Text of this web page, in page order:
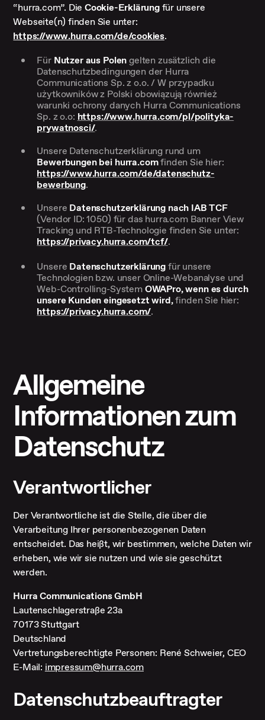
“hurra.com”. Die Cookie-Erklärungfür unsere
Webseite(n) finden Sie unter:
https://www.hurra.com/de/cookies.
Für Nutzer aus Polengelten zusätzlich die
Datenschutzbedingungen der Hurra
Communications Sp. z o.o. / W przypadku
użytkowników z Polski obowiązują również
warunki ochrony danych Hurra Communications
Sp. z o.o: https://www.hurra.com/pl/polityka-
prywatnosci/.
Unsere Datenschutzerklärung rund um
Bewerbungen bei hurra.comfinden Sie hier:
https://www.hurra.com/de/datenschutz-
bewerbung.
Unsere Datenschutzerklärung nach IAB TCF
(Vendor ID: 1050) für das hurra.com Banner View
Tracking und RTB-Technologie finden Sie unter:
https://privacy.hurra.com/tcf/.
Unsere Datenschutzerklärungfür unsere
Technologien bzw. unser Online-Webanalyse und
Web-Controlling-SystemOWAPro, wenn es durch
unsere Kunden eingesetzt wird,finden Sie hier:
https://privacy.hurra.com/.
Allgemeine
Informationen zum
Datenschutz
Verantwortlicher
Der Verantwortliche ist die Stelle, die über die
Verarbeitung Ihrer personenbezogenen Daten
entscheidet. Das heißt, wir bestimmen, welche Daten wir
erheben, wie wir sie nutzen und wie sie geschützt
werden.
Hurra Communications GmbH
Lautenschlagerstraße 23a
70173 Stuttgart
Deutschland
Vertretungsberechtigte Personen: René Schweier, CEO
E-Mail: impressum@hurra.com
Datenschutzbeauftragter